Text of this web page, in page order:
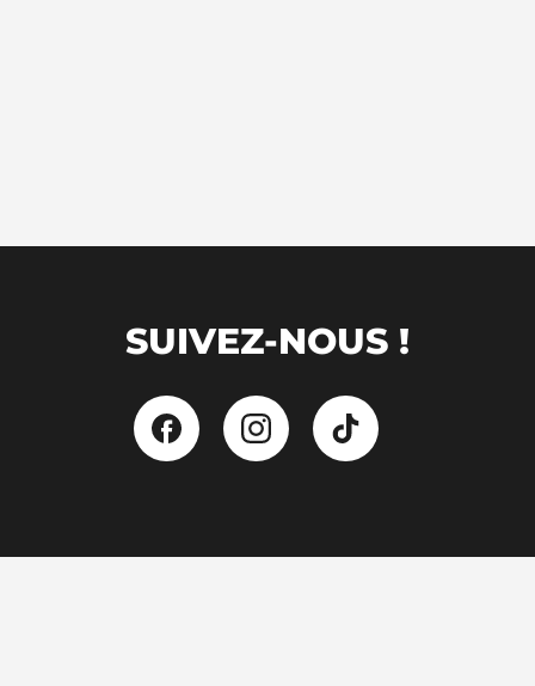
SUIVEZ-NOUS !